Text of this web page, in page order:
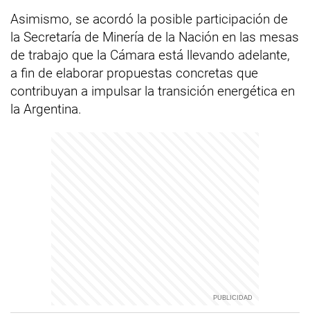
Asimismo, se acordó la posible participación de
la Secretaría de Minería de la Nación en las mesas
de trabajo que la Cámara está llevando adelante,
a fin de elaborar propuestas concretas que
contribuyan a impulsar la transición energética en
la Argentina.